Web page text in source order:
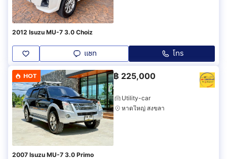
2012 Isuzu MU-7 3.0 Choiz
แชท โทร
HOT ฿ 225,000
Utility-car
หาดใหญ่ สงขลา
2007 Isuzu MU-7 3.0 Primo